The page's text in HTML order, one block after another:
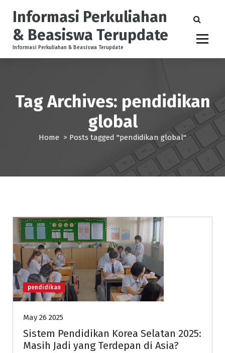
o
Informasi Perkuliahan
& Beasiswa Terupdate
Informasi Perkuliahan & Beasiswa Terupdate
Tag Archives: pendidikan
global
Home > Posts tagged "pendidikan global"
pendidikan
May 26 2025
Sistem Pendidikan Korea Selatan 2025:
Masih Jadi yang Terdepan di Asia?